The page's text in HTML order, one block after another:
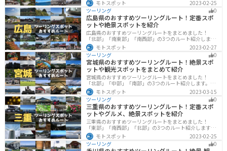
ます。バイクで島根県にツーリングに行く際は参考にし
てください。
モトスポット
2023-02-25
ツーリング
0
広島県のおすすめツーリングルート！定番スポ
ットや絶景スポットを紹介
広島県のおすすめツーリングルートをまとめました！
「北部」「南東部」「南西部」の3つのルート紹介しま
す。自然豊かな山と海だけでなく、歴史的価値のある建
造物も多数あるので、飽きることなくツーリングを堪能
できます。バイクで広島県にツーリングに行く際は参考
にしてください。
モトスポット
2023-02-27
ツーリング
0
宮城県のおすすめツーリングルート！絶景スポ
ットや観光スポットをまとめて紹介
宮城県のおすすめツーリングルートをまとめました！
「北部」「中部」「南部」の3つのルート紹介します。キ
ツネ村や広大な山や滝、湖などを歴史や自然を満喫する
ツーリングができます。バイクで宮城県にツーリングに
行く際は参考にしてください。
モトスポット
2023-03-15
ツーリング
0
三重県のおすすめツーリングルート！定番スポ
ットやグルメ、絶景スポットを紹介
三重県のおすすめツーリングルートをまとめました！
「東部」「南西部」「北部」の3つのルート紹介します。
標高の高いスカイラインからリアス式海岸まであるの
で、飽きることなくツーリングを堪能できます。バイク
で三重県にツーリングに行く際は参考にしてください。
モトスポット
2023-02-25
ツーリング
0